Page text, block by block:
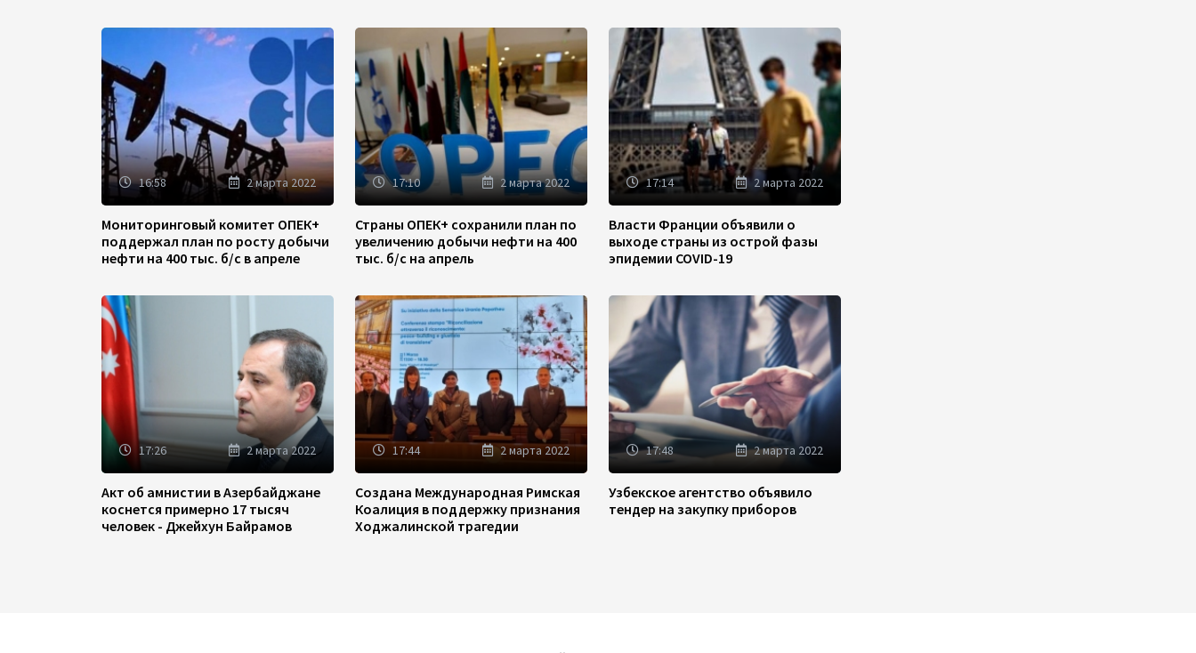
16:58 2 марта 2022
Мониторинговый комитет ОПЕК+
поддержал план по росту добычи
нефти на 400 тыс. б/с в апреле
17:10 2 марта 2022
Страны ОПЕК+ сохранили план по
увеличению добычи нефти на 400
тыс. б/с на апрель
17:14 2 марта 2022
Власти Франции объявили о
выходе страны из острой фазы
эпидемии COVID-19
17:26 2 марта 2022
Акт об амнистии в Азербайджане
коснется примерно 17 тысяч
человек - Джейхун Байрамов
17:44 2 марта 2022
Создана Международная Римская
Коалиция в поддержку признания
Ходжалинской трагедии
17:48 2 марта 2022
Узбекское агентство объявило
тендер на закупку приборов